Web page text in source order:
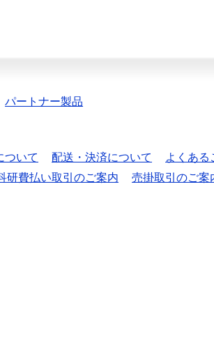
パートナー製品
ついて 配送・決済について
よくある
研費払い取引のご案内 売掛取引のご案